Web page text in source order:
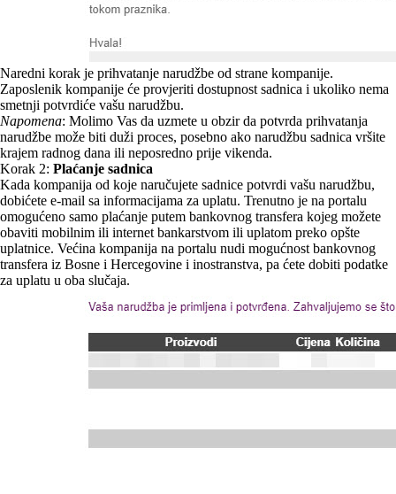
Naredni korak je prihvatanje narudžbe od strane kompanije.
Zaposlenik kompanije će provjeriti dostupnost sadnica i ukoliko nema
smetnji potvrdiće vašu narudžbu.
Napomena: Molimo Vas da uzmete u obzir da potvrda prihvatanja
narudžbe može biti duži proces, posebno ako narudžbu sadnica vršite
krajem radnog dana ili neposredno prije vikenda.
Korak 2: Plaćanje sadnica
Kada kompanija od koje naručujete sadnice potvrdi vašu narudžbu,
dobićete e-mail sa informacijama za uplatu. Trenutno je na portalu
omogućeno samo plaćanje putem bankovnog transfera kojeg možete
obaviti mobilnim ili internet bankarstvom ili uplatom preko opšte
uplatnice. Većina kompanija na portalu nudi mogućnost bankovnog
transfera iz Bosne i Hercegovine i inostranstva, pa ćete dobiti podatke
za uplatu u oba slučaja.